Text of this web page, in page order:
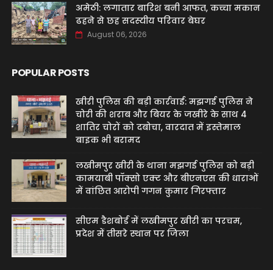
अमेठी: लगातार बारिश बनी आफत, कच्चा मकान
ढहने से छह सदस्यीय परिवार बेघर
August 06, 2026
POPULAR POSTS
खीरी पुलिस की बड़ी कार्रवाई: मझगई पुलिस ने
चोरी की शराब और बियर के जखीरे के साथ 4
शातिर चोरों को दबोचा, वारदात में इस्तेमाल
बाइक भी बरामद
लखीमपुर खीरी के थाना मझगई पुलिस को बड़ी
कामयाबी पॉक्सो एक्ट और बीएनएस की धाराओं
में वांछित आरोपी गगन कुमार गिरफ्तार
सीएम डैशबोर्ड में लखीमपुर खीरी का परचम,
प्रदेश में तीसरे स्थान पर जिला